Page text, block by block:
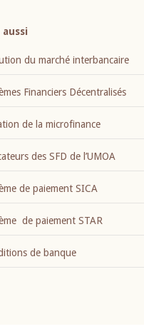
du marché interbancaire
Financiers Décentralisés
de la microfinance
des SFD de l’UMOA
de paiement SICA
de paiement STAR
de banque